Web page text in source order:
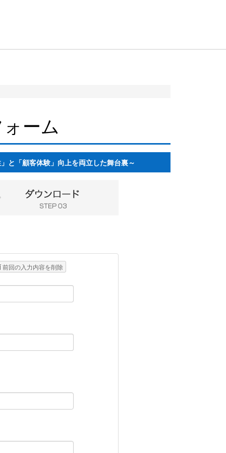
ーム
と「顧客体験」向上を両立した舞台裏～
前回の入力内容を削除